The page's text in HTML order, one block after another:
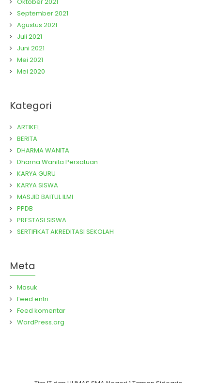
September 2021
Agustus 2021
Juli 2021
Juni 2021
Mei 2021
Mei 2020
Kategori
ARTIKEL
BERITA
DHARMA WANITA
Dharna Wanita Persatuan
KARYA GURU
KARYA SISWA
MASJID BAITUL ILMI
PPDB
PRESTASI SISWA
SERTIFIKAT AKREDITASI SEKOLAH
Meta
Masuk
Feed entri
Feed komentar
WordPress.org